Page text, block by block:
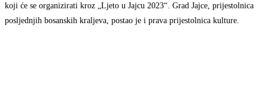
koji će se organizirati kroz „Ljeto u Jajcu 2023“. Grad Jajce, prijestolnica
posljednjih bosanskih kraljeva, postao je i prava prijestolnica kulture.